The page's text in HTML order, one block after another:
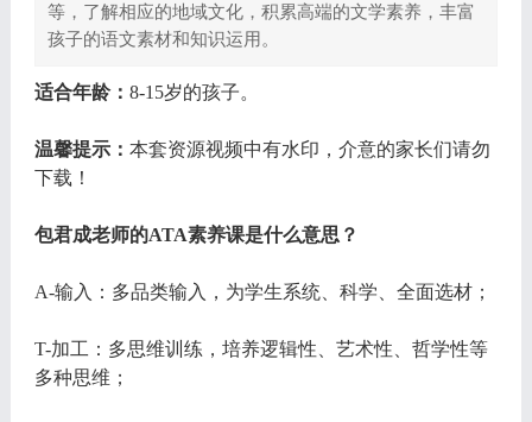
等，了解相应的地域文化，积累高端的文学素养，丰富
孩子的语文素材和知识运用。
适合年龄： 8-15岁的孩子。
温馨提示： 本套资源视频中有水印，介意的家长们请勿
下载！
包君成老师的ATA素养课是什么意思？
A-输入：多品类输入，为学生系统、科学、全面选材；
T-加工：多思维训练，培养逻辑性、艺术性、哲学性等
多种思维；